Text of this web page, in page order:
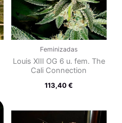
Feminizadas
Louis XIII OG 6 u. fem. The
Cali Connection
113,40€